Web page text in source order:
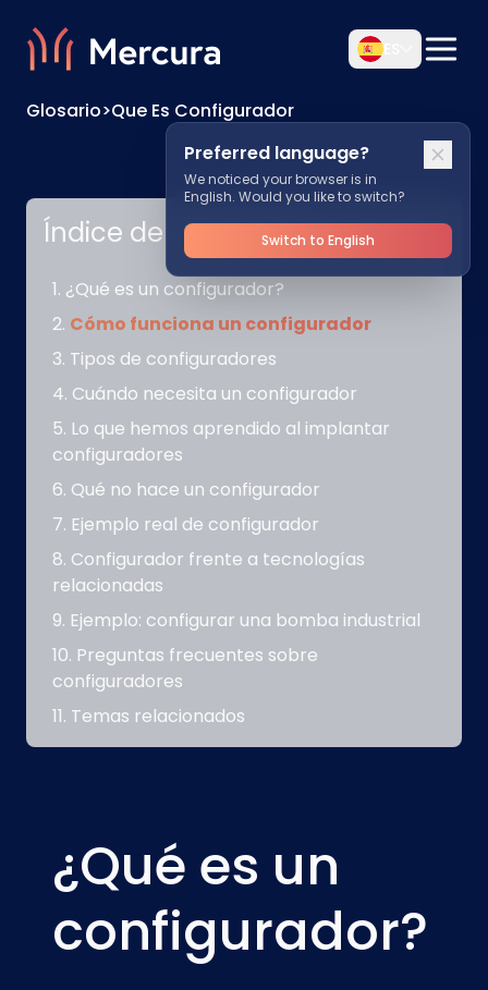
Preferred language?
We noticed your browser is in
English. Would you like to switch?
Switch to English
Glosario>Que Es Configurador
Índice de contenidos
¿Qué es un configurador?
Cómo funciona un configurador
Tipos de configuradores
Cuándo necesita un configurador
Lo que hemos aprendido al implantar
configuradores
Qué no hace un configurador
Ejemplo real de configurador
Configurador frente a tecnologías
relacionadas
Ejemplo: configurar una bomba industrial
Preguntas frecuentes sobre
configuradores
Temas relacionados
¿Qué es un
configurador?